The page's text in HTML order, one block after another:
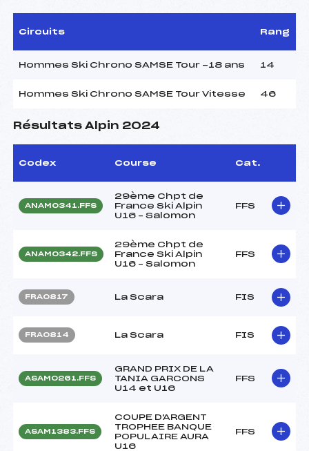
Circuits Rang
Hommes Ski Chrono SAMSE Tour -18 ans 14
Hommes Ski Chrono SAMSE Tour Vitesse 46
Résultats Alpin 2024
Codex Course Cat.
ANAM0341.FFS
29ème Chpt de
France Ski Alpin
U16 – Salomon
FFS
ANAM0342.FFS
29ème Chpt de
France Ski Alpin
U16 – Salomon
FFS
FRA0817 La Scara FIS
FRA0814 La Scara FIS
ASAM0261.FFS
GRAND PRIX DE LA
TANIA GARCONS
U14 et U16
FFS
ASAM1383.FFS
COUPE D'ARGENT
TROPHEE BANQUE
POPULAIRE AURA
U16
FFS